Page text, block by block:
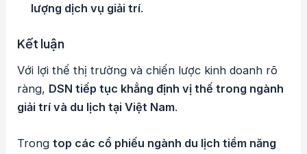
lượng dịch vụ giải trí.
Kết luận
Với lợi thế thị trường và chiến lược kinh doanh rõ
ràng, DSN tiếp tục khẳng định vị thế trong ngành
giải trí và du lịch tại Việt Nam.
Trongtop các cổ phiếu ngành du lịch tiềm năng